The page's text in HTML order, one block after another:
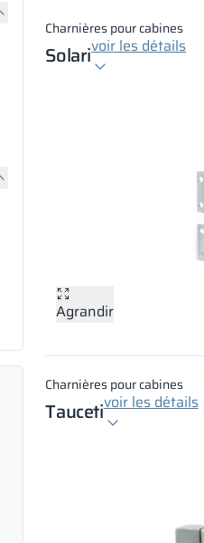
Charnières pour cabines
Solarivoir les détails
Agrandir
Charnières pour cabines
Taucetivoir les détails